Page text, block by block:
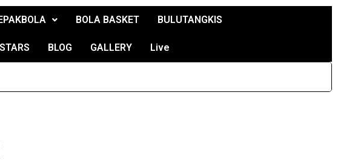
BOLA BASKET BULUTANGKIS
BLOG GALLERY Live